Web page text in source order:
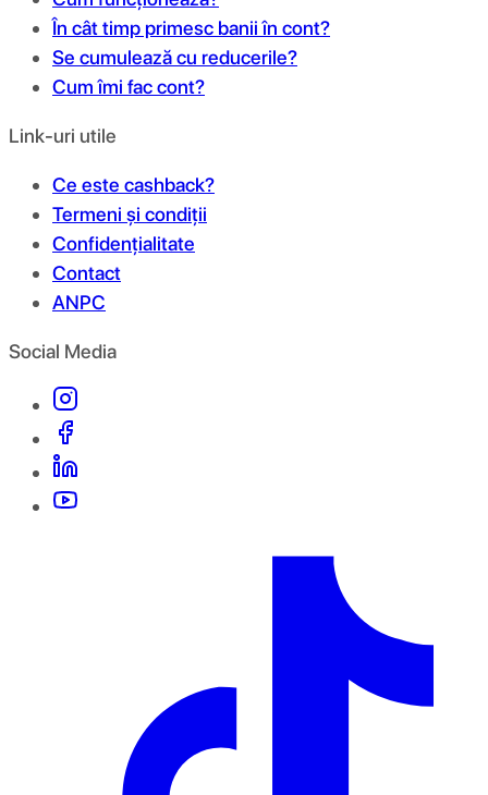
În cât timp primesc banii în cont?
Se cumulează cu reducerile?
Cum îmi fac cont?
Link-uri utile
Ce este cashback?
Termeni și condiții
Confidențialitate
Contact
ANPC
Social Media